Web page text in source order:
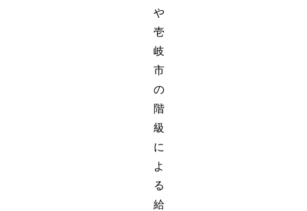
や
壱
岐
市
の
階
級
に
よ
る
給